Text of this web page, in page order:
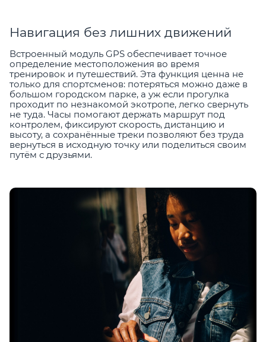
Навигация без лишних движений
Встроенный модуль GPS обеспечивает точное
определение местоположения во время
тренировок и путешествий. Эта функция ценна не
только для спортсменов: потеряться можно даже в
большом городском парке, а уж если прогулка
проходит по незнакомой экотропе, легко свернуть
не туда. Часы помогают держать маршрут под
контролем, фиксируют скорость, дистанцию и
высоту, а сохранённые треки позволяют без труда
вернуться в исходную точку или поделиться своим
путём с друзьями.